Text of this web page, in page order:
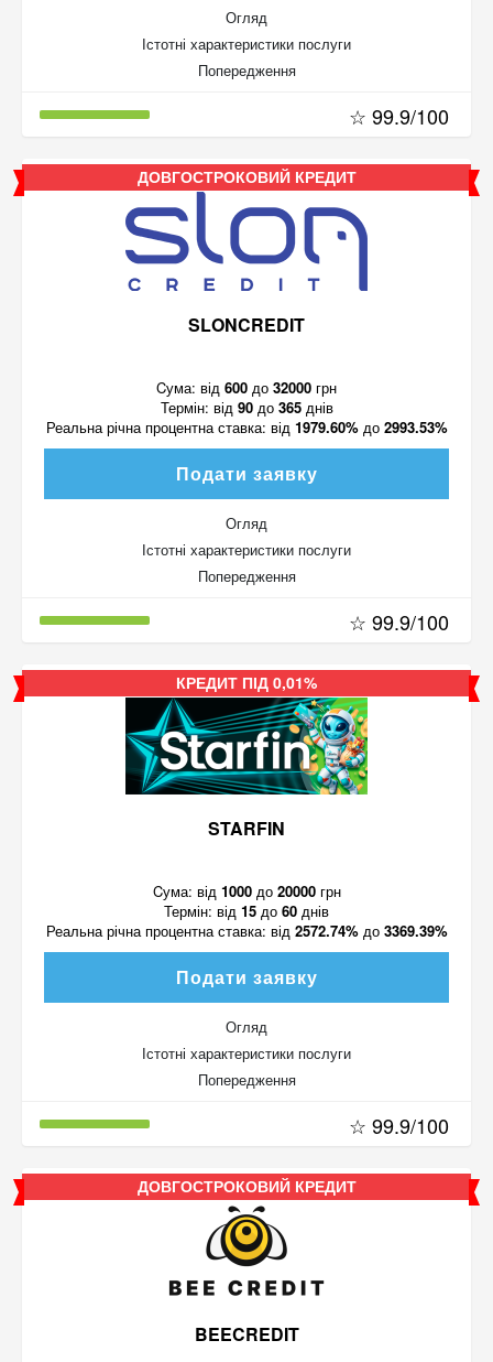
Огляд
Істотні характеристики послуги
Попередження
☆ 99.9/100
ДОВГОСТРОКОВИЙ КРЕДИТ
SLONCREDIT
Cума: від 600 до 32000 грн
Термін: від 90до 365днів
Реальна річна процентна ставка: від 1979.60%до 2993.53%
Подати заявку
Огляд
Істотні характеристики послуги
Попередження
☆ 99.9/100
КРЕДИТ ПІД 0,01%
STARFIN
Cума: від 1000до 20000грн
Термін: від 15 до 60 днів
Реальна річна процентна ставка: від 2572.74%до 3369.39%
Подати заявку
Огляд
Істотні характеристики послуги
Попередження
☆ 99.9/100
ДОВГОСТРОКОВИЙ КРЕДИТ
BEECREDIT